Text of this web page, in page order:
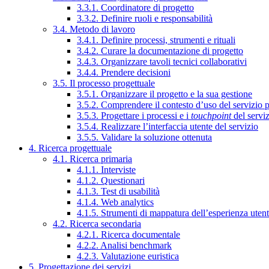
3.3.1. Coordinatore di progetto
3.3.2. Definire ruoli e responsabilità
3.4. Metodo di lavoro
3.4.1. Definire processi, strumenti e rituali
3.4.2. Curare la documentazione di progetto
3.4.3. Organizzare tavoli tecnici collaborativi
3.4.4. Prendere decisioni
3.5. Il processo progettuale
3.5.1. Organizzare il progetto e la sua gestione
3.5.2. Comprendere il contesto d’uso del servizio
3.5.3. Progettare i processi e i touchpointdel
3.5.4. Realizzare l’interfaccia utente del servizio
3.5.5. Validare la soluzione ottenuta
4. Ricerca progettuale
4.1. Ricerca primaria
4.1.1. Interviste
4.1.2. Questionari
4.1.3. Test di usabilità
4.1.4. Web analytics
4.1.5. Strumenti di mappatura dell’esperienza
4.2. Ricerca secondaria
4.2.1. Ricerca documentale
4.2.2. Analisi benchmark
4.2.3. Valutazione euristica
5. Progettazione dei servizi